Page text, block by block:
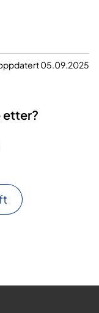
05.09.2025
etter?